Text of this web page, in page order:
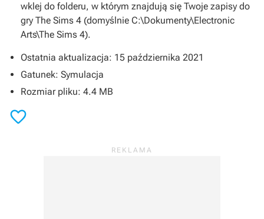
wklej do folderu, w którym znajdują się Twoje zapisy do
gry The Sims 4 (domyślnie C:\Dokumenty\Electronic
Arts\The Sims 4).
Ostatnia aktualizacja: 15 października 2021
Gatunek: Symulacja
Rozmiar pliku: 4.4 MB
